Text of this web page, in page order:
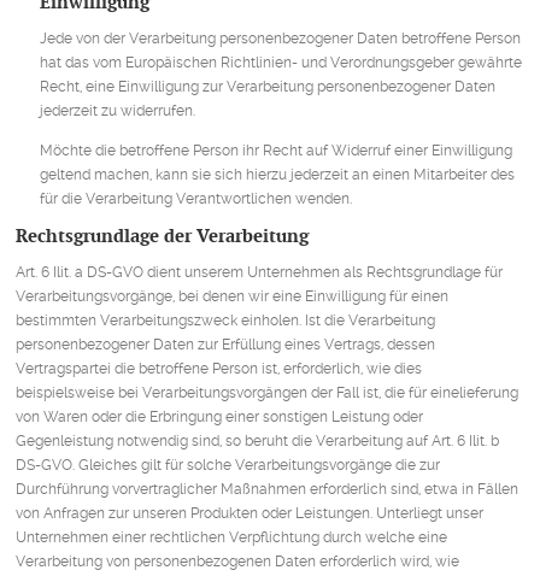
Jede von der Verarbeitung personenbezogener Daten betroffene Person
hat das vom Europäischen Richtlinien- und Verordnungsgeber gewährte
Recht, eine Einwilligung zur Verarbeitung personenbezogener Daten
jederzeit zu widerrufen.
Möchte die betroffene Person ihr Recht auf Widerruf einer Einwilligung
geltend machen, kann sie sich hierzu jederzeit an einen Mitarbeiter des
für die Verarbeitung Verantwortlichen wenden.
Rechtsgrundlage der Verarbeitung
Art. 6 Ilit. a DS-GVO dient unserem Unternehmen als Rechtsgrundlage für
Verarbeitungsvorgänge, bei denen wir eine Einwilligung für einen
bestimmten Verarbeitungszweck einholen. Ist die Verarbeitung
personenbezogener Daten zur Erfüllung eines Vertrags, dessen
Vertragspartei die betroffene Person ist, erforderlich, wie dies
beispielsweise bei Verarbeitungsvorgängen der Fall ist, die für einelieferung
von Waren oder die Erbringung einer sonstigen Leistung oder
Gegenleistung notwendig sind, so beruht die Verarbeitung auf Art. 6 Ilit. b
DS-GVO. Gleiches gilt für solche Verarbeitungsvorgänge die zur
Durchführung vorvertraglicher Maßnahmen erforderlich sind, etwa in Fällen
von Anfragen zur unseren Produkten oder Leistungen. Unterliegt unser
Unternehmen einer rechtlichen Verpflichtung durch welche eine
Verarbeitung von personenbezogenen Daten erforderlich wird, wie